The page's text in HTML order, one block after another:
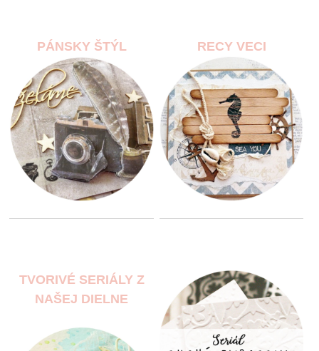
PÁNSKY ŠTÝL RECY VECI
TVORIVÉ SERIÁLY Z
NAŠEJ DIELNE